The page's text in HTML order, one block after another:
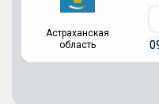
Астраханская
область